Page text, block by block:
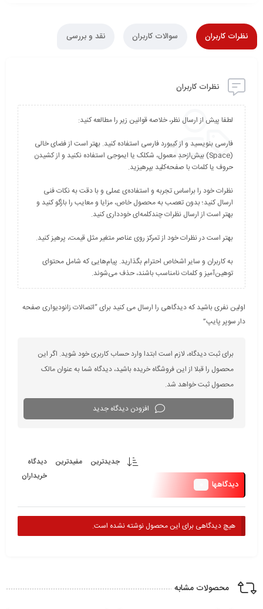
نظرات کاربران سوالات کاربران نقد و بررسی
نظرات کاربران
فارسی بنویسید و از کیبورد فارسی استفاده کنید. بهتر است از فضای خالی
(Space) بیش‌از‌حدِ معمول، شکلک یا ایموجی استفاده نکنید و از کشیدن
نظرات خود را براساس تجربه و استفاده‌ی عملی و با دقت به نکات فنی
ارسال کنید؛ بدون تعصب به محصول خاص، مزایا و معایب را بازگو کنید و
به کاربران و سایر اشخاص احترام بگذارید. پیام‌هایی که شامل محتوای
توهین‌آمیز و کلمات نامناسب باشند، حذف می‌شوند.
اولین نفری باشید که دیدگاهی را ارسال می کنید برای “اتصالات زانوديواری صفحه
دار سوپر پایپ”
برای ثبت دیدگاه، لازم است ابتدا وارد حساب کاربری خود شوید. اگر این
محصول را قبلا از این فروشگاه خریده باشید، دیدگاه شما به عنوان مالک
محصول ثبت خواهد شد.
افزودن دیدگاه جدید
دیدگاهها
جدیدترین مفیدترین
دیدگاه
خریداران
هیچ دیدگاهی برای این محصول نوشته نشده است.
محصولات مشابه